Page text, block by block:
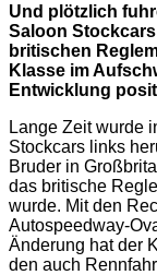
Und plötzlich
Saloon
britischen
Klasse im
Entwicklung
Lange Zeit wurde
Stockcars links
Bruder in
das britische
wurde. Mit den
Autospeedway-
Änderung hat der
den auch